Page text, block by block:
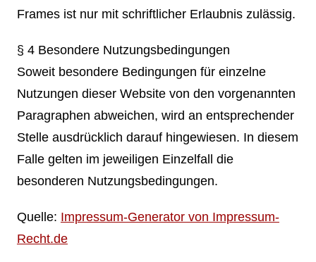
Frames ist nur mit schriftlicher Erlaubnis zulässig.
§ 4 Besondere Nutzungsbedingungen
Soweit besondere Bedingungen für einzelne
Nutzungen dieser Website von den vorgenannten
Paragraphen abweichen, wird an entsprechender
Stelle ausdrücklich darauf hingewiesen. In diesem
Falle gelten im jeweiligen Einzelfall die
besonderen Nutzungsbedingungen.
Quelle: Impressum-Generator von Impressum-
Recht.de